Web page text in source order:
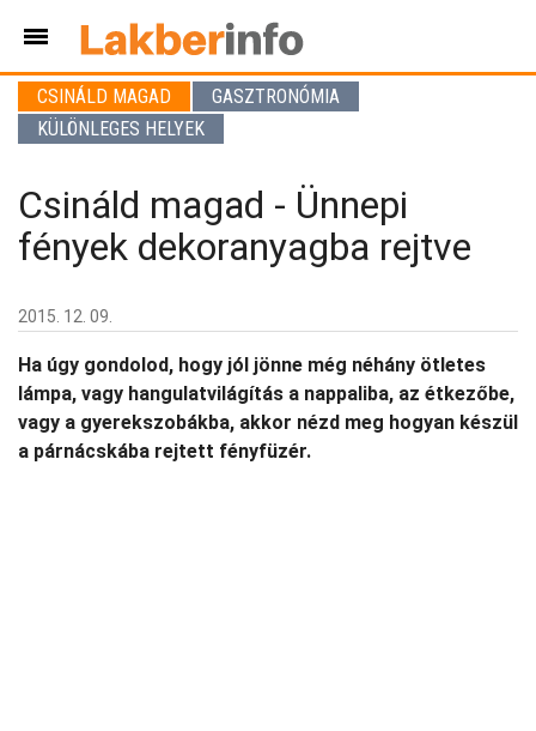
CSINÁLD MAGAD
GASZTRONÓMIA
KÜLÖNLEGES HELYEK
Csináld magad - Ünnepi
fények dekoranyagba rejtve
2015. 12. 09.
Ha úgy gondolod, hogy jól jönne még néhány ötletes
lámpa, vagy hangulatvilágítás a nappaliba, az étkezőbe,
vagy a gyerekszobákba, akkor nézd meg hogyan készül
a párnácskába rejtett fényfüzér.